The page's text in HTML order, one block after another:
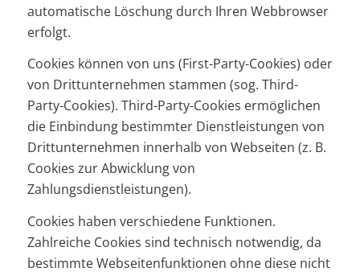
automatische Löschung durch Ihren Webbrowser
erfolgt.
Cookies können von uns (First-Party-Cookies) oder
von Drittunternehmen stammen (sog. Third-
Party-Cookies). Third-Party-Cookies ermöglichen
die Einbindung bestimmter Dienstleistungen von
Drittunternehmen innerhalb von Webseiten (z. B.
Cookies zur Abwicklung von
Zahlungsdienstleistungen).
Cookies haben verschiedene Funktionen.
Zahlreiche Cookies sind technisch notwendig, da
bestimmte Webseitenfunktionen ohne diese nicht